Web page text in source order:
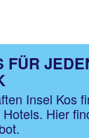
FÜR
Insel Kos
Hier